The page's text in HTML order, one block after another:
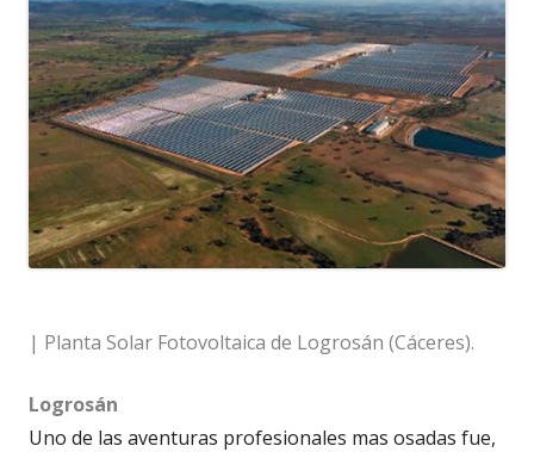
| Planta Solar Fotovoltaica de Logrosán (Cáceres).
Logrosán
Uno de las aventuras profesionales mas osadas fue,